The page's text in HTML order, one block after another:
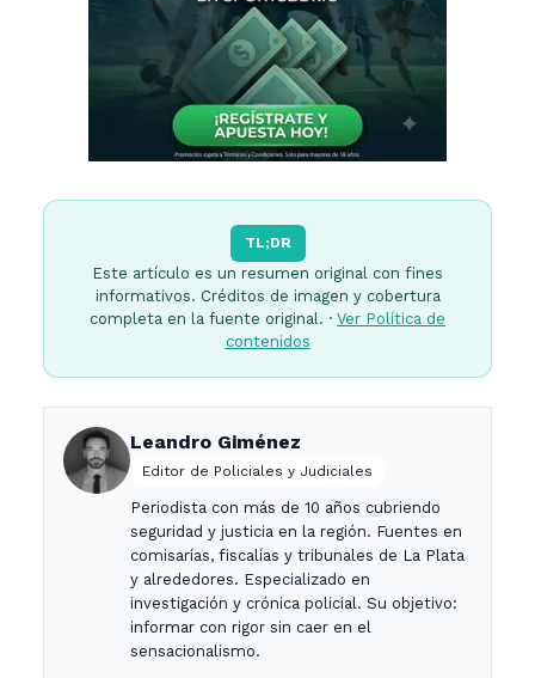
TL;DR
Este artículo es un resumen original con fines
informativos. Créditos de imagen y cobertura
completa en la fuente original. · Ver Política de
contenidos
Leandro Giménez
Editor de Policiales y Judiciales
Periodista con más de 10 años cubriendo
seguridad y justicia en la región. Fuentes en
comisarías, fiscalías y tribunales de La Plata
y alrededores. Especializado en
investigación y crónica policial. Su objetivo:
informar con rigor sin caer en el
sensacionalismo.